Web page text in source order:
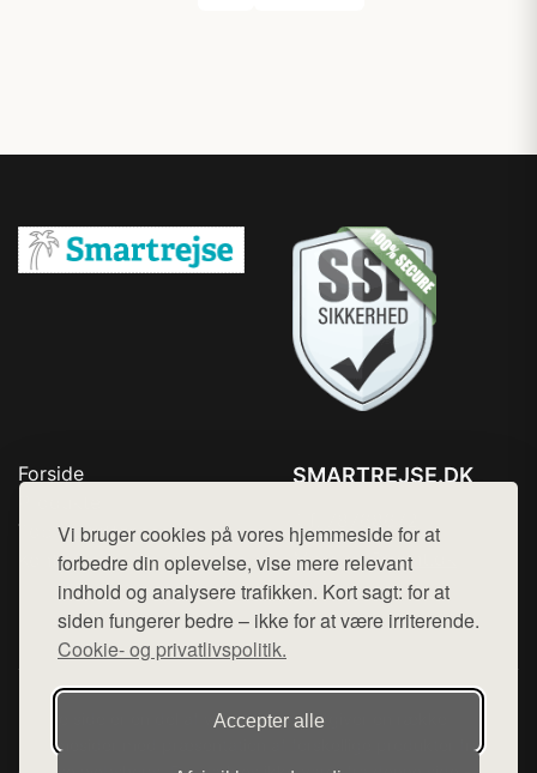
Vi bruger cookies på vores hjemmeside for at
forbedre din oplevelse, vise mere relevant
indhold og analysere trafikken. Kort sagt: for at
siden fungerer bedre – ikke for at være irriterende.
Cookie- og privatlivspolitik.
Accepter alle
Forside
Top Rabatter
Kontakt
SMARTREJSE.DK
Mail: hej@want.dk
Cookie- og privatlivspolitik
Denne side er en del af want.dk, der udgiver en række
hjemmesider med præsentation af forskellige produkter fra